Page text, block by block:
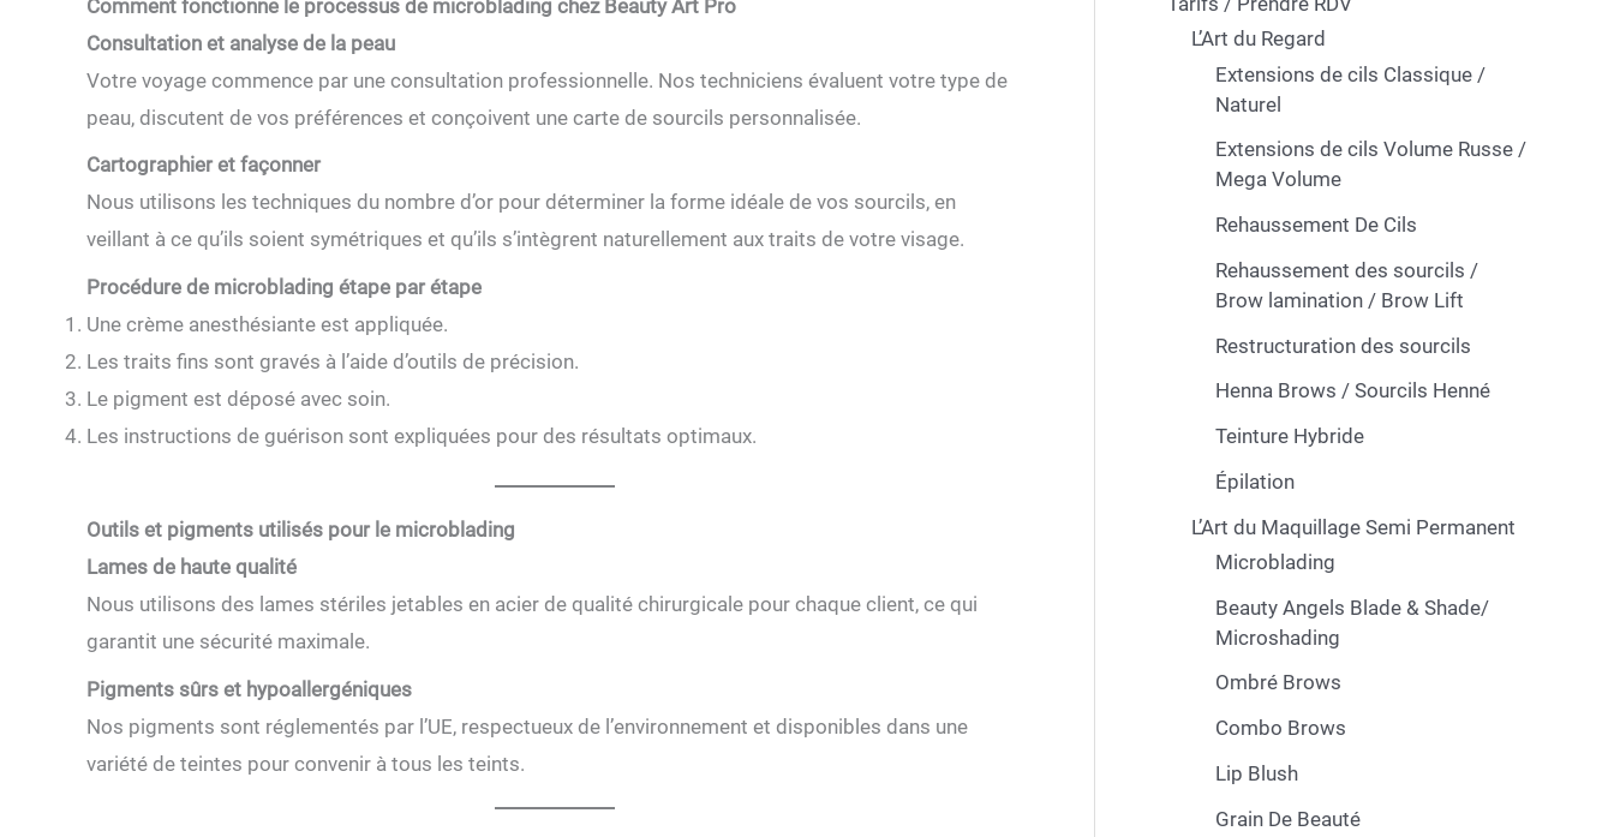
Comment fonctionne le processus de microblading chez Beauty Art Pro
Consultation et analyse de la peau
Votre voyage commence par une consultation professionnelle. Nos techniciens évaluent votre type de
peau, discutent de vos préférences et conçoivent une carte de sourcils personnalisée.
Cartographier et façonner
Nous utilisons les techniques du nombre d’or pour déterminer la forme idéale de vos sourcils, en
veillant à ce qu’ils soient symétriques et qu’ils s’intègrent naturellement aux traits de votre visage.
Procédure de microblading étape par étape
Une crème anesthésiante est appliquée.
Les traits fins sont gravés à l’aide d’outils de précision.
Le pigment est déposé avec soin.
Les instructions de guérison sont expliquées pour des résultats optimaux.
Outils et pigments utilisés pour le microblading
Lames de haute qualité
Nous utilisons des lames stériles jetables en acier de qualité chirurgicale pour chaque client, ce qui
garantit une sécurité maximale.
Pigments sûrs et hypoallergéniques
Nos pigments sont réglementés par l’UE, respectueux de l’environnement et disponibles dans une
variété de teintes pour convenir à tous les teints.
L’Art du Regard
Extensions de cils Classique /
Naturel
Extensions de cils Volume Russe /
Mega Volume
Rehaussement De Cils
Rehaussement des sourcils /
Brow lamination / Brow Lift
Restructuration des sourcils
Henna Brows / Sourcils Henné
Teinture Hybride
Épilation
L’Art du Maquillage Semi Permanent
Microblading
Beauty Angels Blade & Shade/
Microshading
Ombré Brows
Combo Brows
Lip Blush
Grain De Beauté